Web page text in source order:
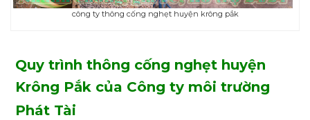
công ty thông cống nghẹt huyện krông pắk
Quy trình thông cống nghẹt huyện
Krông Pắk của Công ty môi trường
Phát Tài